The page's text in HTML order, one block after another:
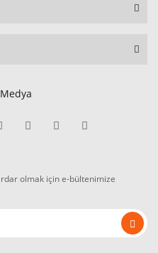
olmak için e-bültenimize